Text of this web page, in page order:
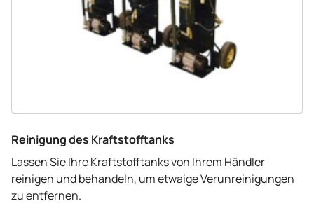
Reinigung des Kraftstofftanks
Lassen Sie Ihre Kraftstofftanks von Ihrem Händler
reinigen und behandeln, um etwaige Verunreinigungen
zu entfernen.